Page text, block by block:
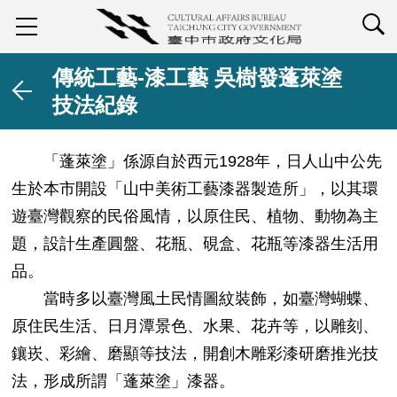
傳統工藝-漆工藝 吳樹發蓬萊塗
技法紀錄
「蓬萊塗」係源自於西元1928年，日人山中公先
生於本市開設「山中美術工藝漆器製造所」，以其環
遊臺灣觀察的民俗風情，以原住民、植物、動物為主
題，設計生產圓盤、花瓶、硯盒、花瓶等漆器生活用
品。
當時多以臺灣風土民情圖紋裝飾，如臺灣蝴蝶、
原住民生活、日月潭景色、水果、花卉等，以雕刻、
鑲崁、彩繪、磨顯等技法，開創木雕彩漆研磨推光技
法，形成所謂「蓬萊塗」漆器。